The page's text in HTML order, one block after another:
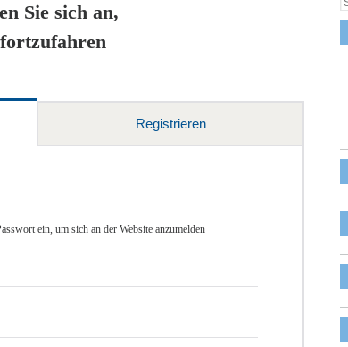
Sie sich an,
Registrieren
ein, um sich an der Website anzumelden